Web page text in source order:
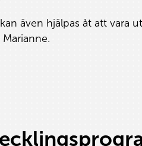
även hjälpas åt att vara